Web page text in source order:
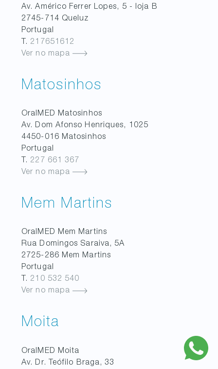
Av. Américo Ferrer Lopes, 5 - loja B
2745-714 Queluz
Portugal
T. 217651612
Ver no mapa
Matosinhos
OralMED Matosinhos
Av. Dom Afonso Henriques, 1025
4450-016 Matosinhos
Portugal
T. 227 661 367
Ver no mapa
Mem Martins
OralMED Mem Martins
Rua Domingos Saraiva, 5A
2725-286 Mem Martins
Portugal
T. 210 532 540
Ver no mapa
Moita
OralMED Moita
Av. Dr. Teófilo Braga, 33